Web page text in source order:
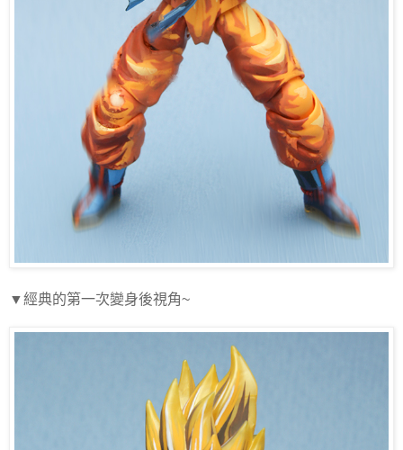
▼經典的第一次變身後視角~